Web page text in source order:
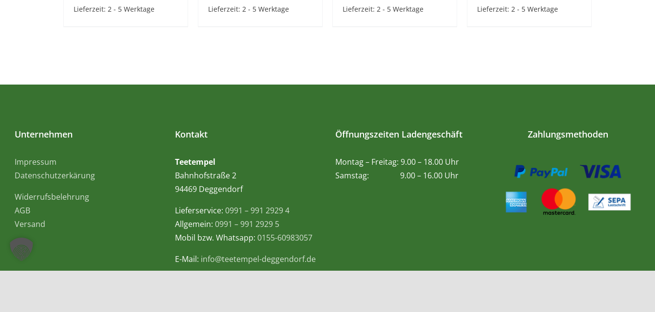
Lieferzeit: 2 - 5 Werktage Lieferzeit: 2 - 5 Werktage Lieferzeit: 2 - 5 Werktage Lieferzeit: 2 - 5 Werktage
Unternehmen
Impressum
Datenschutzerkärung
Widerrufsbelehrung
AGB
Versand
Kontakt
Teetempel
Bahnhofstraße 2
94469 Deggendorf
Lieferservice: 0991 – 991 2929 4
Allgemein: 0991 – 991 2929 5
Mobil bzw. Whatsapp: 0155-60983057
E-Mail: info@teetempel-deggendorf.de
Öffnungszeiten Ladengeschäft
Montag – Freitag: 9.00 – 18.00 Uhr
Samstag: 9.00 – 16.00 Uhr
Zahlungsmethoden